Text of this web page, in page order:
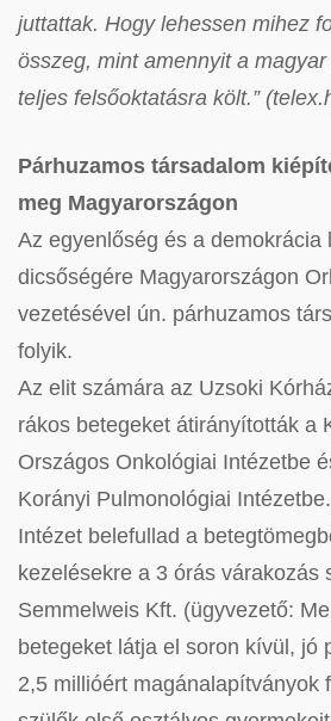
juttattak. Hogy lehessen mihez
összeg, mint amennyit a
teljes felsőoktatásra költ.”
Párhuzamos társadalom
meg Magyarországon
Az egyenlőség és a demokrácia
dicsőségére Magyarországon
vezetésével ún. párhuzamos
folyik.
Az elit számára az Uzsoki
rákos betegeket átirányították a
Országos Onkológiai Intézetbe
Korányi Pulmonológiai
Intézet belefullad a
kezelésekre a 3 órás várakozás
Semmelweis Kft. (ügyvezető:
betegeket látja el soron kívül, jó
2,5 millióért magánalapítványok